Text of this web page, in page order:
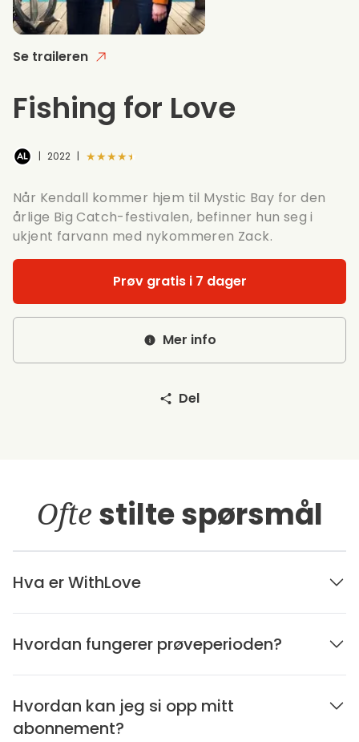
Se traileren
Fishing for Love
| 2022 | ★★★★★
Når Kendall kommer hjem til Mystic Bay for den
årlige Big Catch-festivalen, befinner hun seg i
ukjent farvann med nykommeren Zack.
Prøv gratis i 7 dager
Mer info
Del
Ofte stilte spørsmål
Hva er WithLove
Hvordan fungerer prøveperioden?
Hvordan kan jeg si opp mitt
abonnement?